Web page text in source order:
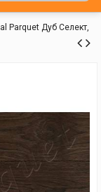
Parquet Дуб Селект,